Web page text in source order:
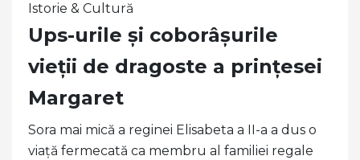
Istorie & Cultură
Ups-urile și coborâșurile
vieții de dragoste a prințesei
Margaret
Sora mai mică a reginei Elisabeta a II-a a dus o
viață fermecată ca membru al familiei regale